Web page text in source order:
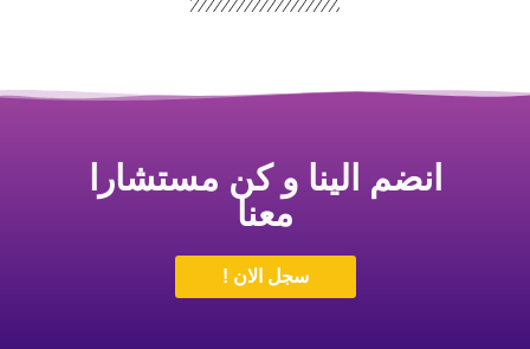
انضم الينا و كن مستشارا
معنا
سجل الان !